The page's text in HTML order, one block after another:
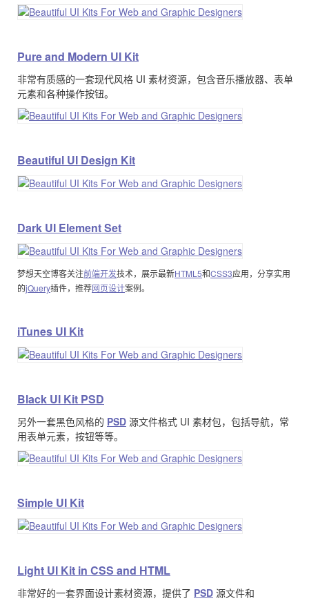
Pure and Modern UI Kit
非常有质感的一套现代风格 UI 素材资源，包含音乐播放器、表单
元素和各种操作按钮。
Beautiful UI Design Kit
Dark UI Element Set
梦想天空博客关注前端开发技术，展示最新HTML5和CSS3应用，分享实用
的jQuery插件，推荐网页设计案例。
iTunes UI Kit
Black UI Kit PSD
另外一套黑色风格的 PSD 源文件格式 UI 素材包，包括导航，常
用表单元素，按钮等等。
Simple UI Kit
Light UI Kit in CSS and HTML
非常好的一套界面设计素材资源，提供了 PSD 源文件和